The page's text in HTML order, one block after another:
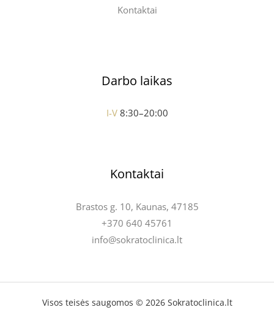
Kontaktai
Darbo laikas
I-V 8:30–20:00
Kontaktai
Brastos g. 10, Kaunas, 47185
+370 640 45761
info@sokratoclinica.lt
Visos teisės saugomos © 2026 Sokratoclinica.lt